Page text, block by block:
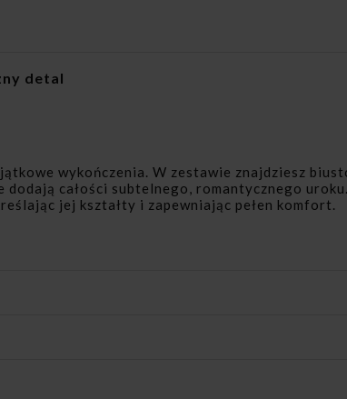
detal
wykończenia. W zestawie znajdziesz
całości subtelnego, romantycznego
jej kształty i zapewniając pełen komfort.